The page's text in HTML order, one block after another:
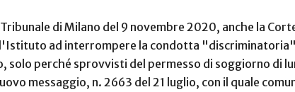
di Milano del 9 novembre 2020, anche la
ad interrompere la condotta
perché sprovvisti del permesso di soggiorno di
messaggio, n. 2663 del 21 luglio, con il quale